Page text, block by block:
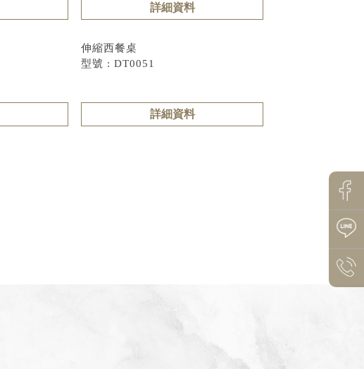
詳細資料
伸縮西餐桌
型號 : DT0051
詳細資料